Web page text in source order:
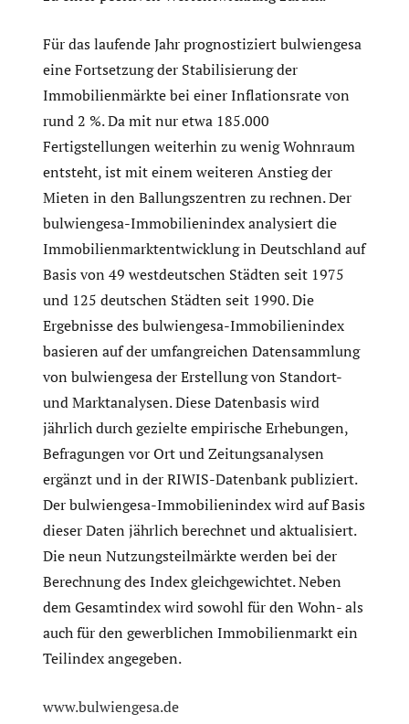
Für das laufende Jahr prognostiziert bulwiengesa
eine Fortsetzung der Stabilisierung der
Immobilienmärkte bei einer Inflationsrate von
rund 2 %. Da mit nur etwa 185.000
Fertigstellungen weiterhin zu wenig Wohnraum
entsteht, ist mit einem weiteren Anstieg der
Mieten in den Ballungszentren zu rechnen. Der
bulwiengesa-Immobilienindex analysiert die
Immobilienmarktentwicklung in Deutschland auf
Basis von 49 westdeutschen Städten seit 1975
und 125 deutschen Städten seit 1990. Die
Ergebnisse des bulwiengesa-Immobilienindex
basieren auf der umfangreichen Datensammlung
von bulwiengesa der Erstellung von Standort-
und Marktanalysen. Diese Datenbasis wird
jährlich durch gezielte empirische Erhebungen,
Befragungen vor Ort und Zeitungsanalysen
ergänzt und in der RIWIS-Datenbank publiziert.
Der bulwiengesa-Immobilienindex wird auf Basis
dieser Daten jährlich berechnet und aktualisiert.
Die neun Nutzungsteilmärkte werden bei der
Berechnung des Index gleichgewichtet. Neben
dem Gesamtindex wird sowohl für den Wohn- als
auch für den gewerblichen Immobilienmarkt ein
Teilindex angegeben.
www.bulwiengesa.de